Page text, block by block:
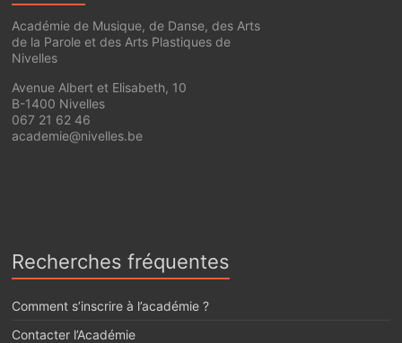
Académie de Musique, de Danse, des Arts
de la Parole et des Arts Plastiques de
Nivelles
Avenue Albert et Elisabeth, 10
B-1400 Nivelles
067 21 62 46
academie@nivelles.be
Recherches fréquentes
Comment s’inscrire à l’académie ?
Contacter l’Académie